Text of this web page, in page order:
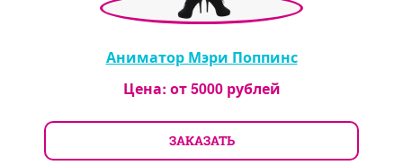
Аниматор Мэри Поппинс
Цена: от5000рублей
ЗАКАЗАТЬ